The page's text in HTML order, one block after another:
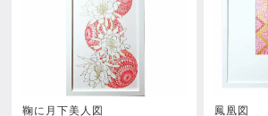
鞠に月下美人図
鳳凰図